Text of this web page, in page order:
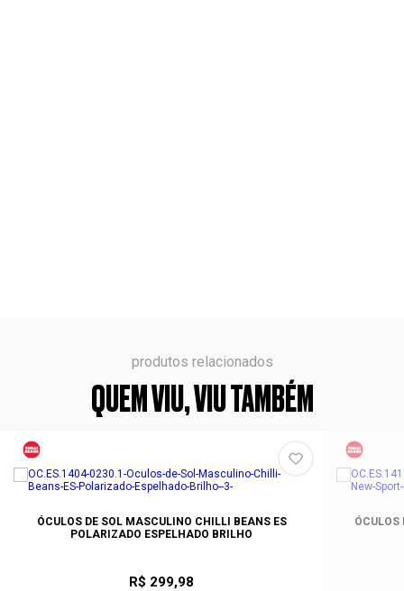
produtos relacionados
QUEM VIU, VIU TAMBÉM
ÓCULOS DE SOL MASCULINO CHILLI BEANS ES
POLARIZADO ESPELHADO BRILHO
R$ 299,98
ÓCULOS